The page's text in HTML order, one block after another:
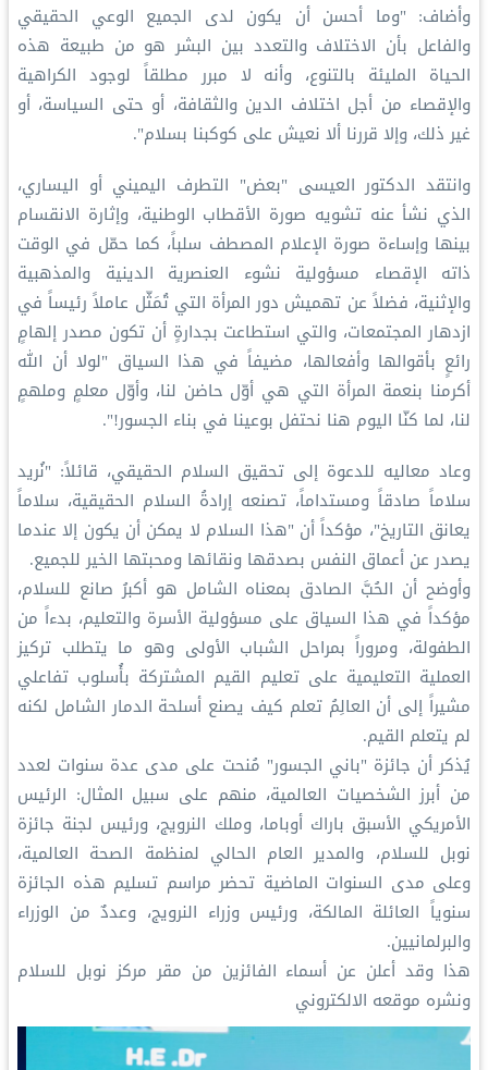
وأضاف: "وما أحسن أن يكون لدى الجميع الوعي الحقيقي
والفاعل بأن الاختلاف والتعدد بين البشر هو من طبيعة هذه
الحياة المليئة بالتنوع، وأنه لا مبرر مطلقاً لوجود الكراهية
والإقصاء من أجل اختلاف الدين والثقافة، أو حتى السياسة، أو
غير ذلك، وإلا قررنا ألا نعيش على كوكبنا بسلام".
وانتقد الدكتور العيسى "بعض" التطرف اليميني أو اليساري،
الذي نشأ عنه تشويه صورة الأقطاب الوطنية، وإثارة الانقسام
بينها وإساءة صورة الإعلام المصطف سلباً، كما حمّل في الوقت
ذاته الإقصاء مسؤولية نشوء العنصرية الدينية والمذهبية
والإثنية، فضلاً عن تهميش دور المرأة التي تُمَثّل عاملاً رئيساً في
ازدهار المجتمعات، والتي استطاعت بجدارةٍ أن تكون مصدر إلهامٍ
رائعٍ بأقوالها وأفعالها، مضيفاً في هذا السياق "لولا أن الله
أكرمنا بنعمة المرأة التي هي أوّل حاضن لنا، وأوّل معلمٍ وملهمٍ
لنا، لما كنّا اليوم هنا نحتفل بوعينا في بناء الجسور!".
وعاد معاليه للدعوة إلى تحقيق السلام الحقيقي، قائلاً: "نُريد
سلاماً صادقاً ومستداماً، تصنعه إرادةُ السلام الحقيقية، سلاماً
يعانق التاريخ"، مؤكداً أن "هذا السلام لا يمكن أن يكون إلا عندما
يصدر عن أعماق النفس بصدقها ونقائها ومحبتها الخير للجميع.
وأوضح أن الحُبَّ الصادق بمعناه الشامل هو أكبرُ صانع للسلام،
مؤكداً في هذا السياق على مسؤولية الأسرة والتعليم، بدءاً من
الطفولة، ومروراً بمراحل الشباب الأولى وهو ما يتطلب تركيز
العملية التعليمية على تعليم القيم المشتركة بأُسلوب تفاعلي
مشيراً إلى أن العالِمُ تعلم كيف يصنع أسلحة الدمار الشامل لكنه
لم يتعلم القيم.
يُذكر أن جائزة "باني الجسور" مُنحت على مدى عدة سنوات لعدد
من أبرز الشخصيات العالمية، منهم على سبيل المثال: الرئيس
الأمريكي الأسبق باراك أوباما، وملك النرويج، ورئيس لجنة جائزة
نوبل للسلام، والمدير العام الحالي لمنظمة الصحة العالمية،
وعلى مدى السنوات الماضية تحضر مراسم تسليم هذه الجائزة
سنوياً العائلة المالكة، ورئيس وزراء النرويج، وعددٌ من الوزراء
والبرلمانيين.
هذا وقد أعلن عن أسماء الفائزين من مقر مركز نوبل للسلام
ونشره موقعه الالكتروني